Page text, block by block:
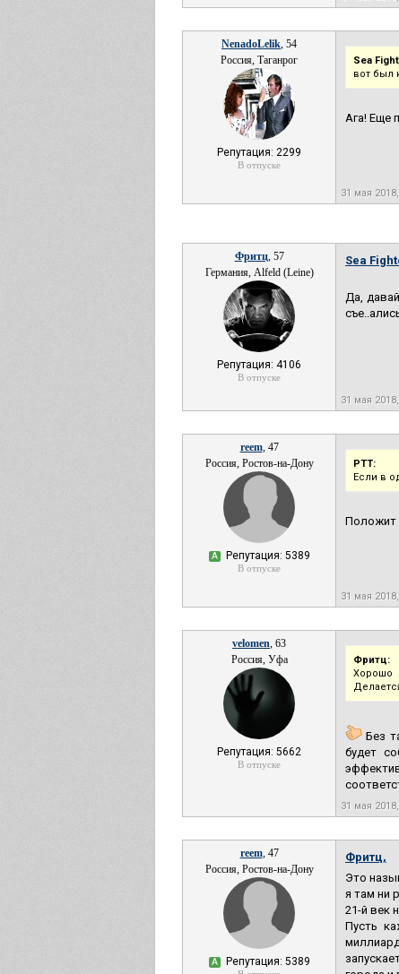
NenadoLelik, 54
Россия, Таганрог
Репутация: 2299
В отпуске
Sea
вот был
Ага! Еще
31 мая
Фритц, 57
Германия, Alfeld (Leine)
Репутация: 4106
В отпуске
Sea
Да,
31 мая
reem, 47
Россия, Ростов-на-Дону
А Репутация: 5389
В отпуске
РТТ:
Если в
Положит
31 мая
velomen, 63
Россия, Уфа
Репутация: 5662
В отпуске
Фритц:
Хорошо
Без
будет
31 мая
reem, 47
Россия, Ростов-на-Дону
А Репутация: 5389
Фритц,
Это
я там ни
21-й век
Пусть